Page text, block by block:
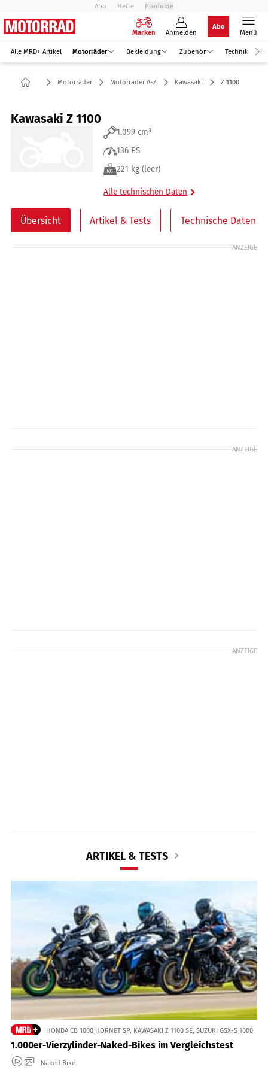
Abo Hefte Produkte
Marken Anmelden
Abo
Menü
Alle MRD+ Artikel Motorräder Bekleidung Zubehör Technik
Motorräder Motorräder A-Z Kawasaki Z 1100
Kawasaki Z 1100
1.099 cm³
136 PS
221 kg (leer)
Alle technischen Daten
Übersicht Artikel & Tests Technische Daten
ANZEIGE
ANZEIGE
ANZEIGE
ARTIKEL & TESTS
HONDA CB 1000 HORNET SP, KAWASAKI Z 1100 SE, SUZUKI GSX-S 1000
1.000er-Vierzylinder-Naked-Bikes im Vergleichstest
Naked Bike